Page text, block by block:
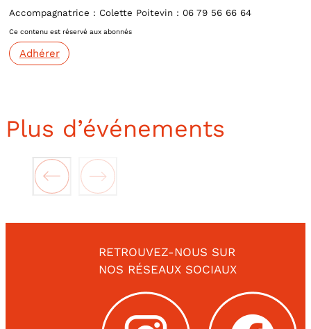
Accompagnatrice : Colette Poitevin : 06 79 56 66 64
Ce contenu est réservé aux abonnés
Adhérer
Plus d’événements
RETROUVEZ-NOUS SUR
NOS RÉSEAUX SOCIAUX